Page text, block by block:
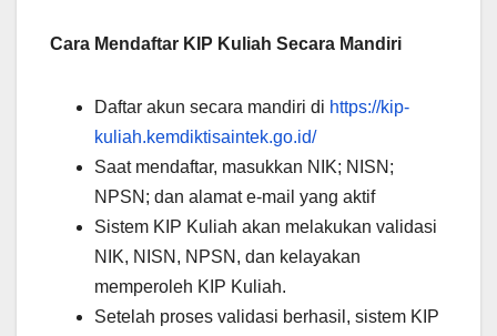
Cara Mendaftar KIP Kuliah Secara Mandiri
Daftar akun secara mandiri di https://kip-
kuliah.kemdiktisaintek.go.id/
Saat mendaftar, masukkan NIK; NISN;
NPSN; dan alamat e-mail yang aktif
Sistem KIP Kuliah akan melakukan validasi
NIK, NISN, NPSN, dan kelayakan
memperoleh KIP Kuliah.
Setelah proses validasi berhasil, sistem KIP